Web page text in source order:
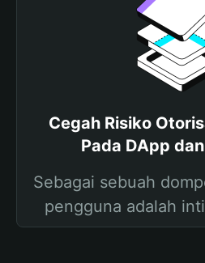
Cegah Risiko
Pada DApp
Sebagai sebuah
pengguna adalah